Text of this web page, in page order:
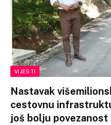
VIJESTI
Nastavak
cestovnu
još bolju povezanost